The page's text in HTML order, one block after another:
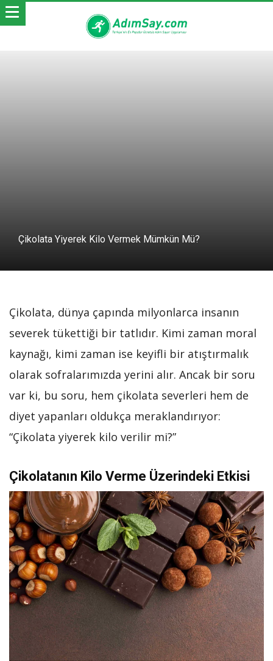
Çikolata Yiyerek Kilo Vermek Mümkün Mü?
Çikolata, dünya çapında milyonlarca insanın
severek tükettiği bir tatlıdır. Kimi zaman moral
kaynağı, kimi zaman ise keyifli bir atıştırmalık
olarak sofralarımızda yerini alır. Ancak bir soru
var ki, bu soru, hem çikolata severleri hem de
diyet yapanları oldukça meraklandırıyor:
“Çikolata yiyerek kilo verilir mi?”
Çikolatanın Kilo Verme Üzerindeki Etkisi